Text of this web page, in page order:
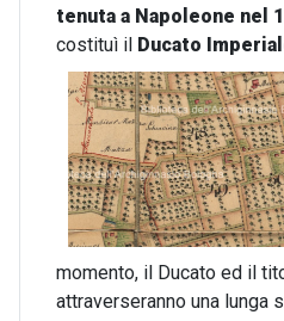
tenuta a Napoleone nel
costituì il Ducato
momento, il Ducato ed il
attraverseranno una lunga